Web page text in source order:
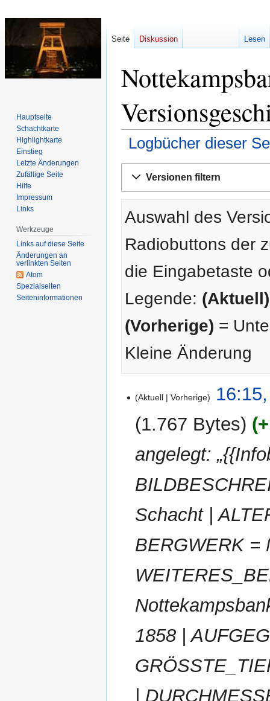
Logbücher dieser
Navigation
Suche
Versionen filtern
Auswahl des
Radiobuttons der
die Eingabetaste
Legende: (Aktuell)
(Vorherige) =
Kleine Änderung
Februar
2026
Aktuell Vorherige
1.767 Bytes
angelegt:
Schacht |
BERGWERK =
1858 |
|
Seite Diskussion Lesen
Hauptseite
Schachtkarte
Highlightkarte
Einstieg
Letzte Änderungen
Zufällige Seite
Hilfe
Impressum
Links
Werkzeuge
Links auf diese Seite
Änderungen an
verlinkten Seiten
Atom
Spezialseiten
Seiten­­informationen